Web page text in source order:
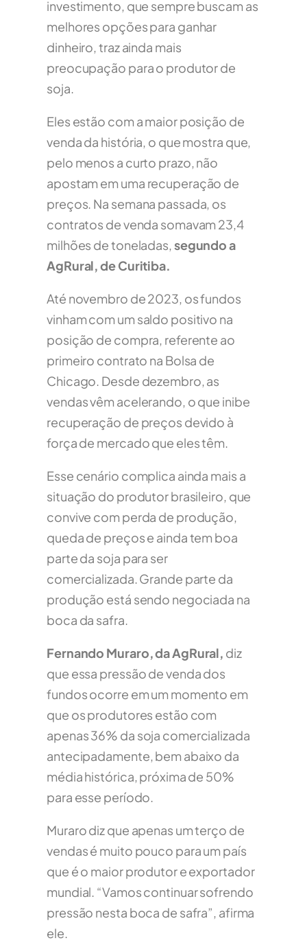
investimento, que sempre buscam as
melhores opções para ganhar
dinheiro, traz ainda mais
preocupação para o produtor de
soja.
Eles estão com a maior posição de
venda da história, o que mostra que,
pelo menos a curto prazo, não
apostam em uma recuperação de
preços. Na semana passada, os
contratos de venda somavam 23,4
milhões de toneladas,segundo a
AgRural, de Curitiba.
Até novembro de 2023, os fundos
vinham com um saldo positivo na
posição de compra, referente ao
primeiro contrato na Bolsa de
Chicago. Desde dezembro, as
vendas vêm acelerando, o que inibe
recuperação de preços devido à
força de mercado que eles têm.
Esse cenário complica ainda mais a
situação do produtor brasileiro, que
convive com perda de produção,
queda de preços e ainda tem boa
parte da soja para ser
comercializada. Grande parte da
produção está sendo negociada na
boca da safra.
Fernando Muraro, da AgRural, diz
que essa pressão de venda dos
fundos ocorre em um momento em
que os produtores estão com
apenas 36% da soja comercializada
antecipadamente, bem abaixo da
média histórica, próxima de 50%
para esse período.
Muraro diz que apenas um terço de
vendas é muito pouco para um país
que é o maior produtor e exportador
mundial. “Vamos continuar sofrendo
pressão nesta boca de safra”, afirma
ele.